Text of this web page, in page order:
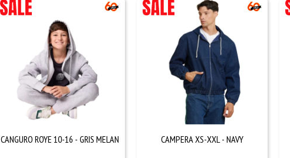
CANGURO ROYE 10-16 - GRIS MELAN CAMPERA XS-XXL - NAVY